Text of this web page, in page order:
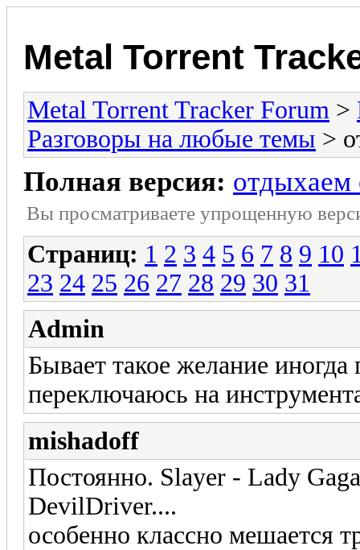
Metal Torrent
Metal Torrent Tracker Forum >
Разговоры на любые темы >
Полная версия: отдыхаем
Вы просматриваете yпpощеннyю
Страниц: 1 2 3 4 5 6 7 8 9 10
23 24 25 26 27 28 29 30 31
Admin
Бывает такое желание
переключаюсь на
mishadoff
Постоянно. Slayer - Lady
DevilDriver....
особенно классно мешается